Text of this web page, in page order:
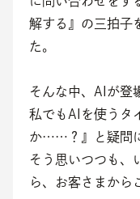
解する』の三拍子
た。
そんな中、AIが登
私でもAIを使うタ
か……？』と疑問
そう思いつつも、
ら、お客さまか